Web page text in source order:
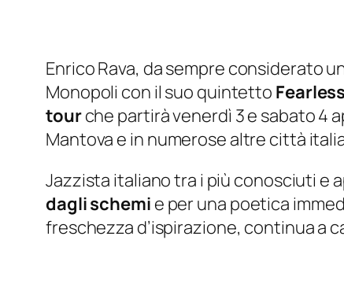
Enrico Rava, da sempre considerato
Monopoli con il suo quintetto
tourche partirà venerdì 3 e sabato 4
Mantova e in numerose altre città
Jazzista italiano tra i più conosciuti e
dagli schemi e per una poetica
freschezza d’ispirazione, continua a